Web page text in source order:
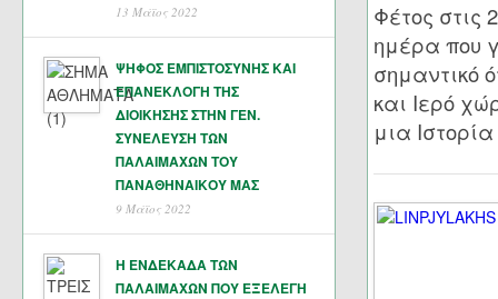
13 Μάϊος 2022
ΨΗΦΟΣ ΕΜΠΙΣΤΟΣΥΝΗΣ ΚΑΙ
ΕΠΑΝΕΚΛΟΓΗ ΤΗΣ
ΔΙΟΙΚΗΣΗΣ ΣΤΗΝ ΓΕΝ.
ΣΥΝΕΛΕΥΣΗ ΤΩΝ
ΠΑΛΑΙΜΑΧΩΝ ΤΟΥ
ΠΑΝΑΘΗΝΑΙΚΟΥ ΜΑΣ
9 Μάϊος 2022
Η ΕΝΔΕΚΑΔΑ ΤΩΝ
ΠΑΛΑΙΜΑΧΩΝ ΠΟΥ ΕΞΕΛΕΓΗ
Φέτος στις
ημέρα που
σημαντικό
και Ιερό
μια